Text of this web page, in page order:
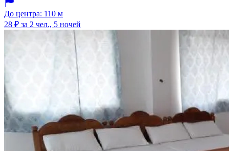
До центра: 110 м
28 ₽ за 2 чел., 5 ночей